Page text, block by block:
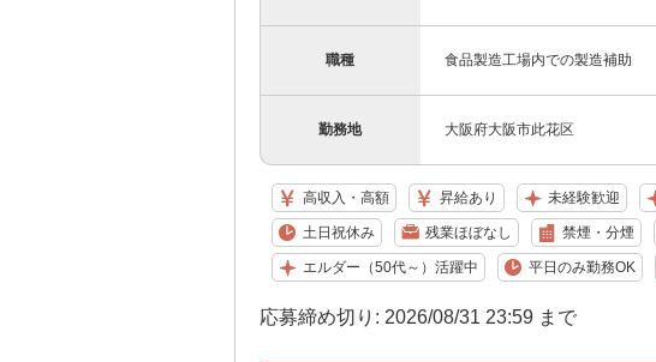
職種 食品製造工場内での製造補助
勤務地 大阪府大阪市此花区
高収入・高額 昇給あり 未経験歓迎
土日祝休み 残業ほぼなし 禁煙・分煙
エルダー（50代～）活躍中 平日のみ勤務OK
応募締め切り: 2026/08/31 23:59 まで